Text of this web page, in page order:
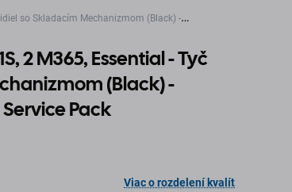
so Skladacím Mechanizmom (Black) -
2 M365, Essential - Tyč
(Black) -
Pack
Viac o rozdelení kvalít